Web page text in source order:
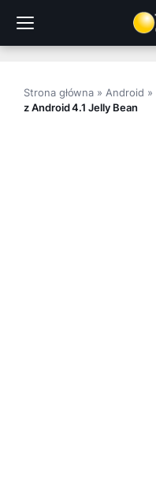
treści
Strona główna » Android »
z Android 4.1 Jelly Bean